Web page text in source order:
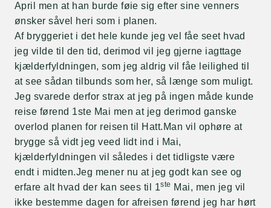
April men at han burde føie sig efter sine venners
ønsker såvel heri som i planen.
Af bryggeriet i det hele kunde jeg vel fåe seet hvad
jeg vilde til den tid, derimod vil jeg gjerne iagttage
kjælderfyldningen, som jeg aldrig vil fåe leilighed til
at see sådan tilbunds som her, så længe som muligt.
Jeg svarede derfor strax at jeg på ingen måde kunde
reise førend 1ste Mai men at jeg derimod ganske
overlod planen for reisen til Hatt.Man vil ophøre at
brygge så vidt jeg veed lidt ind i Mai,
kjælderfyldningen vil således i det tidligste være
endt i midten.Jeg mener nu at jeg godt kan see og
erfare alt hvad der kan sees til 1ste Mai, men jeg vil
ikke bestemme dagen for afreisen førend jeg har hørt